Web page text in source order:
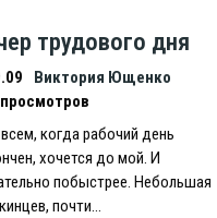
трудового дня
Виктория Ющенко
когда рабочий день
хочется до мой. И
побыстрее. Небольшая
почти…